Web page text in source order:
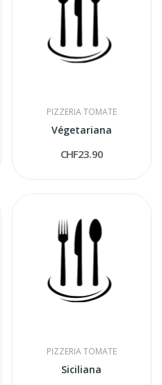
PIZZERIA TOMATE
Végetariana
CHF23.90
PIZZERIA TOMATE
Siciliana